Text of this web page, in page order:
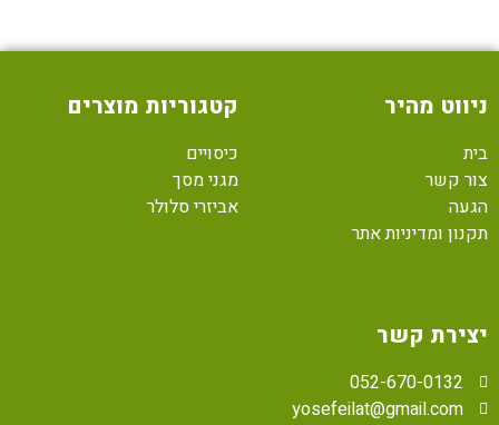
ניווט מהיר
בית
צור קשר
הגעה
תקנון ומדיניות אתר
קטגוריות מוצרים
כיסויים
מגני מסך
אביזרי סלולר
יצירת קשר
052-670-0132
yosefeilat@gmail.com